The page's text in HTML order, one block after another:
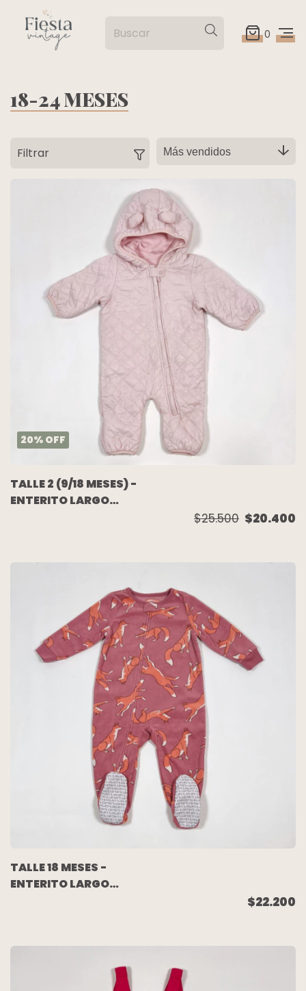
0
18-24 MESES
Filtrar
20% OFF
TALLE 2 (9/18 MESES) -
ENTERITO LARGO
$25.500 $20.400
TALLE 18 MESES -
ENTERITO LARGO
$22.200